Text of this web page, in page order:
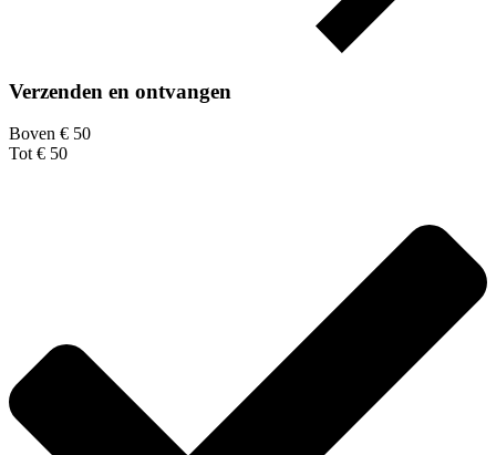
Verzenden en ontvangen
Boven € 50
Tot € 50